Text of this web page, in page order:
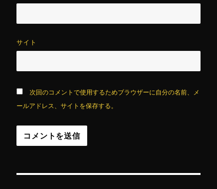
サイト
次回のコメントで使用するためブラウザーに自分の名前、メ
ールアドレス、サイトを保存する。